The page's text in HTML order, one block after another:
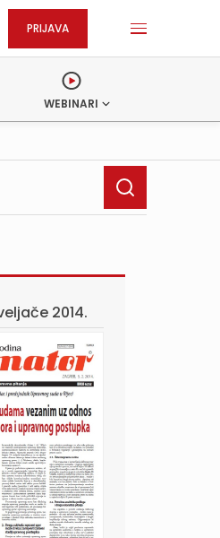
PRIJAVA
WEBINARI
2014.